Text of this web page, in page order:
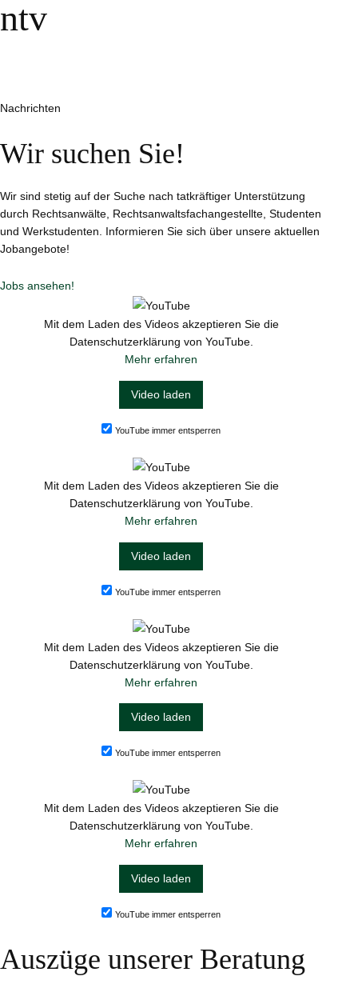
ntv
Nachrichten
Wir suchen Sie!
Wir sind stetig auf der Suche nach tatkräftiger Unterstützung
durch Rechtsanwälte, Rechtsanwaltsfachangestellte, Studenten
und Werkstudenten. Informieren Sie sich über unsere aktuellen
Jobangebote!
Jobs ansehen!
Mit dem Laden des Videos akzeptieren Sie die
Datenschutzerklärung von YouTube.
Mehr erfahren
Video laden
YouTube immer entsperren
Mit dem Laden des Videos akzeptieren Sie die
Datenschutzerklärung von YouTube.
Mehr erfahren
Video laden
YouTube immer entsperren
Mit dem Laden des Videos akzeptieren Sie die
Datenschutzerklärung von YouTube.
Mehr erfahren
Video laden
YouTube immer entsperren
Mit dem Laden des Videos akzeptieren Sie die
Datenschutzerklärung von YouTube.
Mehr erfahren
Video laden
YouTube immer entsperren
Auszüge unserer Beratung